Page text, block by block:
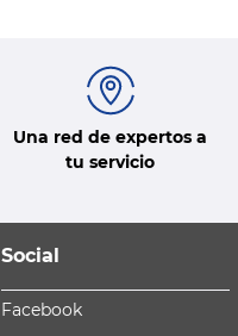
Una red de expertos a
tu servicio
Social
Facebook